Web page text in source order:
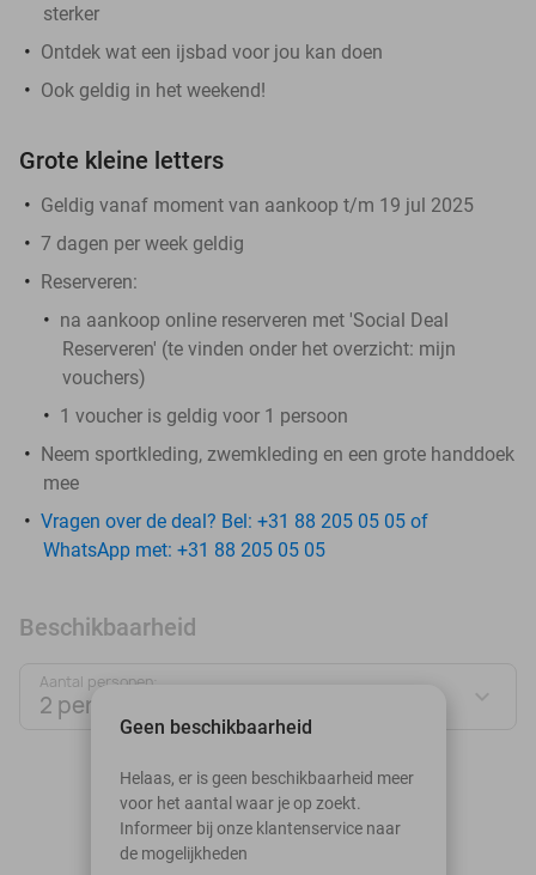
sterker
Ontdek wat een ijsbad voor jou kan doen
Ook geldig in het weekend!
Grote kleine letters
Geldig vanaf moment van aankoop t/m 19 jul 2025
7 dagen per week geldig
Reserveren:
na aankoop online reserveren met 'Social Deal
Reserveren' (te vinden onder het overzicht: mijn
vouchers)
1 voucher is geldig voor 1 persoon
Neem sportkleding, zwemkleding en een grote handdoek
mee
Vragen over de deal? Bel: +31 88 205 05 05 of
WhatsApp met: +31 88 205 05 05
Beschikbaarheid
Aantal personen:
2 personen
augustus 2026
Ma
Di Wo Do Vr
Geen beschikbaarheid
Helaas, er is geen beschikbaarheid meer
voor het aantal waar je op zoekt.
Informeer bij onze klantenservice naar
de mogelijkheden